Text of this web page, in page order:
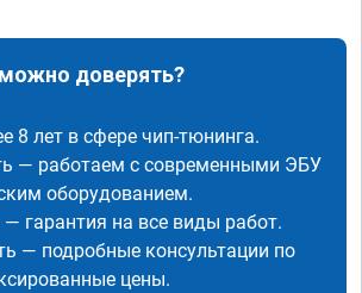
доверять?
8 лет в сфере чип-тюнинга.
— работаем с современными ЭБУ
оборудованием.
гарантия на все виды работ.
— подробные консультации по
цены.